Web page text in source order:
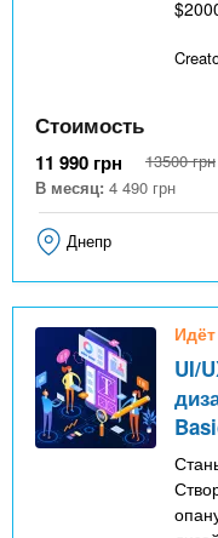
Стоимость
11 990 грн 13500 грн
В месяц: 4 490 грн
Днепр
UI/